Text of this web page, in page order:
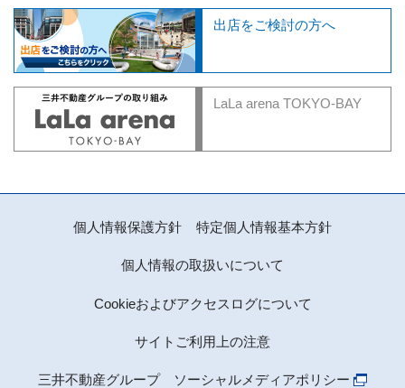
出店をご検討の方へ
LaLa arena TOKYO-BAY
個人情報保護方針 特定個人情報基本方針
個人情報の取扱いについて
Cookieおよびアクセスログについて
サイトご利用上の注意
三井不動産グループ ソーシャルメディアポリシー